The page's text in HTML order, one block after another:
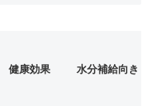
健康効果 水分補給向き